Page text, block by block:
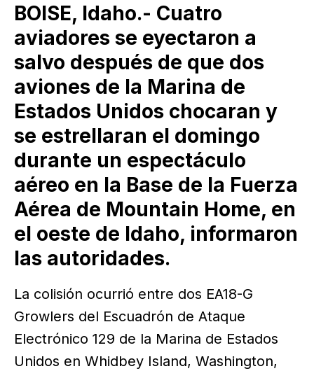
BOISE, Idaho.- Cuatro
aviadores se eyectaron a
salvo después de que dos
aviones de la Marina de
Estados Unidos chocaran y
se estrellaran el domingo
durante un espectáculo
aéreo en la Base de la Fuerza
Aérea de Mountain Home, en
el oeste de Idaho, informaron
las autoridades.
La colisión ocurrió entre dos EA18-G
Growlers del Escuadrón de Ataque
Electrónico 129 de la Marina de Estados
Unidos en Whidbey Island, Washington,